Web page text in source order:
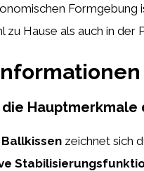
Formgebung
zu Hause als auch in
Hauptmerkmale
Ballkissen zeichnet sich